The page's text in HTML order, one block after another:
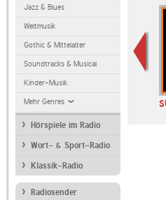
Jazz & Blues
Weltmusik
Gothic & Mittelalter
Soundtracks & Musical
Kinder-Musik
Mehr Genres
Hörspiele im Radio
Wort- & Sport-Radio
Klassik-Radio
Radiosender
N-JOY